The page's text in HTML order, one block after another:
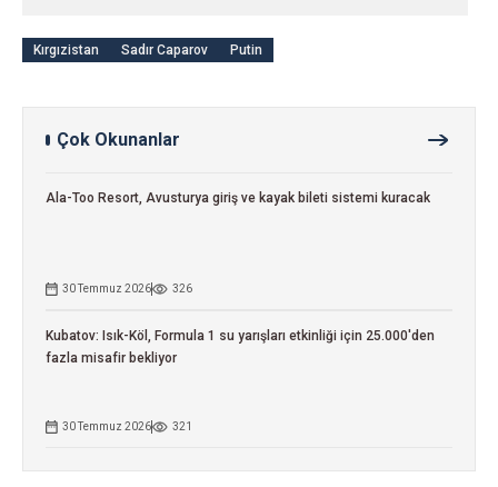
Kırgızistan Sadır Caparov Putin
Çok Okunanlar
Ala-Too Resort, Avusturya giriş ve kayak bileti sistemi kuracak
30 Temmuz 2026 326
Kubatov: Isık-Köl, Formula 1 su yarışları etkinliği için 25.000'den
fazla misafir bekliyor
30 Temmuz 2026 321